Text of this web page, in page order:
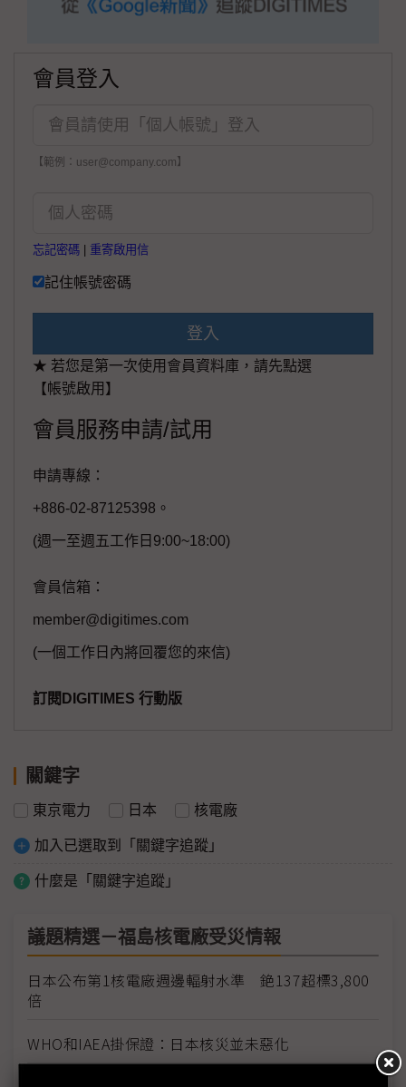
會員登入
【範例：user@company.com】
忘記密碼 重寄啟用信
記住帳號密碼
登入
★ 若您是第一次使用會員資料庫，請先點選
【帳號啟用】
會員服務申請/試用
申請專線：
+886-02-87125398。
(週一至週五工作日9:00~18:00)
會員信箱：
member@digitimes.com
(一個工作日內將回覆您的來信)
訂閱DIGITIMES 行動版
關鍵字
東京電力 日本 核電廠
加入已選取到「關鍵字追蹤」
什麼是「關鍵字追蹤」
議題精選－福島核電廠受災情報
日本公布第1核電廠週邊輻射水準 銫137超標3,800
倍
WHO和IAEA掛保證：日本核災並未惡化